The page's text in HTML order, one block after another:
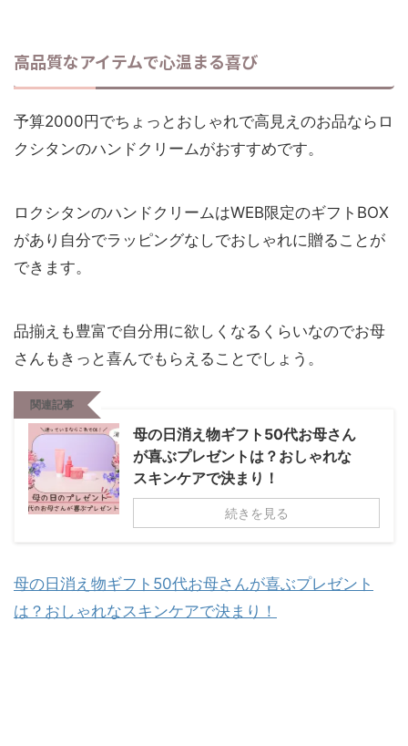
高品質なアイテムで心温まる喜び
予算2000円でちょっとおしゃれで高見えのお品ならロ
クシタンのハンドクリームがおすすめです。
ロクシタンのハンドクリームはWEB限定のギフトBOX
があり自分でラッピングなしでおしゃれに贈ることが
できます。
品揃えも豊富で自分用に欲しくなるくらいなのでお母
さんもきっと喜んでもらえることでしょう。
関連記事
母の日消え物ギフト50代お母さん
が喜ぶプレゼントは？おしゃれな
スキンケアで決まり！
続きを見る
母の日消え物ギフト50代お母さんが喜ぶプレゼント
は？おしゃれなスキンケアで決まり！